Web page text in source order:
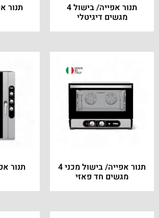
תנור אפייה/ בישול 4
מגשים דיגיטלי
תנור אפייה/ בישול מכני 4
מגשים חד פאזי